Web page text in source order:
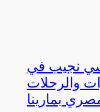
نجيب في
والرحلات
بمارينا